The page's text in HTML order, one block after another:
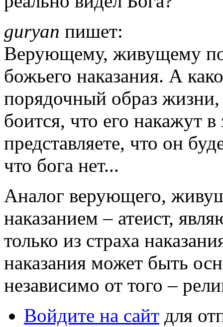
guryan пишет:
Верующему, живущему по
божьего наказания. А
порядочный образ жизни,
боится, что его накажут
представляете, что он
что бога нет...
Аналог верующего,
наказанием – атеист,
только из страха
наказания может быть
независимо от того –
Войдите на сайт для